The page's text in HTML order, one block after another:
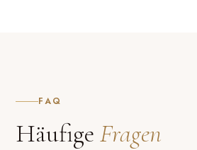
FAQ
HäufigeFragen